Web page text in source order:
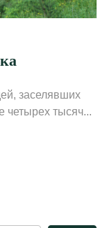
заселявших
четырех тысяч...